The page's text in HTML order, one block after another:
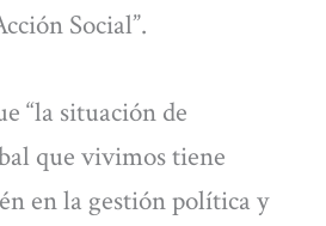
Social”.
“la situación de
que vivimos tiene
en la gestión política y